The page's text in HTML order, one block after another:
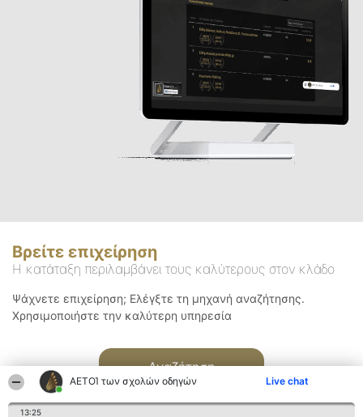
ΑΕΤΟΊ των σχολών οδηγών Live chat
13:25
Βρείτε επιχείρηση
Η κατάταξη περιλαμβάνει τους καλύτερους στον κλάδο
Ψάχνετε επιχείρηση; Ελέγξτε τη μηχανή αναζήτησης.
Χρησιμοποιήστε την καλύτερη υπηρεσία
Αναζήτηση